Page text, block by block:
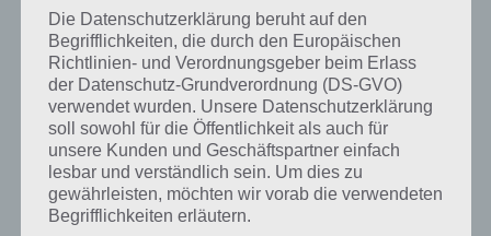
App herunterladen
Das Spielprinzip von Mountain Goat Mountain ist einfach: Versuche
stets deinen Highscore zu knacken und stelle einen neuen Highscore
Die Datenschutzerklärung beruht auf den
Begrifflichkeiten, die durch den Europäischen
Richtlinien- und Verordnungsgeber beim Erlass
der Datenschutz-Grundverordnung (DS-GVO)
verwendet wurden. Unsere Datenschutzerklärung
soll sowohl für die Öffentlichkeit als auch für
unsere Kunden und Geschäftspartner einfach
lesbar und verständlich sein. Um dies zu
gewährleisten, möchten wir vorab die verwendeten
Begrifflichkeiten erläutern.